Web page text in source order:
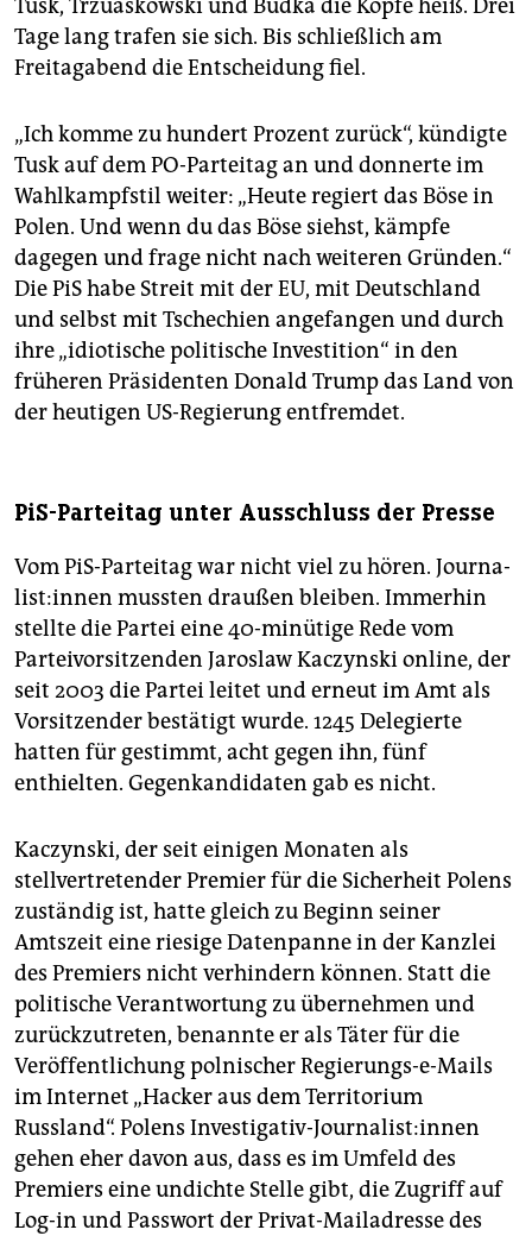
Tusk, Trzuaskowski und Budka die Köpfe heiß. Drei
Tage lang trafen sie sich. Bis schließlich am
Freitagabend die Entscheidung fiel.
„Ich komme zu hundert Prozent zurück“, kündigte
Tusk auf dem PO-Parteitag an und donnerte im
Wahlkampfstil weiter: „Heute regiert das Böse in
Polen. Und wenn du das Böse siehst, kämpfe
dagegen und frage nicht nach weiteren Gründen.“
Die PiS habe Streit mit der EU, mit Deutschland
und selbst mit Tschechien angefangen und durch
ihre „idiotische politische Investition“ in den
früheren Präsidenten Donald Trump das Land von
der heutigen US-Regierung entfremdet.
PiS-Parteitag unter Ausschluss der Presse
Vom PiS-Parteitag war nicht viel zu hören. Jour­na­
lis­t:in­nen mussten draußen bleiben. Immerhin
stellte die Partei eine 40-minütige Rede vom
Parteivorsitzenden Jaroslaw Kaczynski online, der
seit 2003 die Partei leitet und erneut im Amt als
Vorsitzender bestätigt wurde. 1245 Delegierte
hatten für gestimmt, acht gegen ihn, fünf
enthielten. Gegenkandidaten gab es nicht.
Kaczynski, der seit einigen Monaten als
stellvertretender Premier für die Sicherheit Polens
zuständig ist, hatte gleich zu Beginn seiner
Amtszeit eine riesige Datenpanne in der Kanzlei
des Premiers nicht verhindern können. Statt die
politische Verantwortung zu übernehmen und
zurückzutreten, benannte er als Täter für die
Veröffentlichung polnischer Regierungs-e-Mails
im Internet „Hacker aus dem Territorium
Russland“. Polens Investigativ-Journalist:innen
gehen eher davon aus, dass es im Umfeld des
Premiers eine undichte Stelle gibt, die Zugriff auf
Log-in und Passwort der Privat-Mailadresse des